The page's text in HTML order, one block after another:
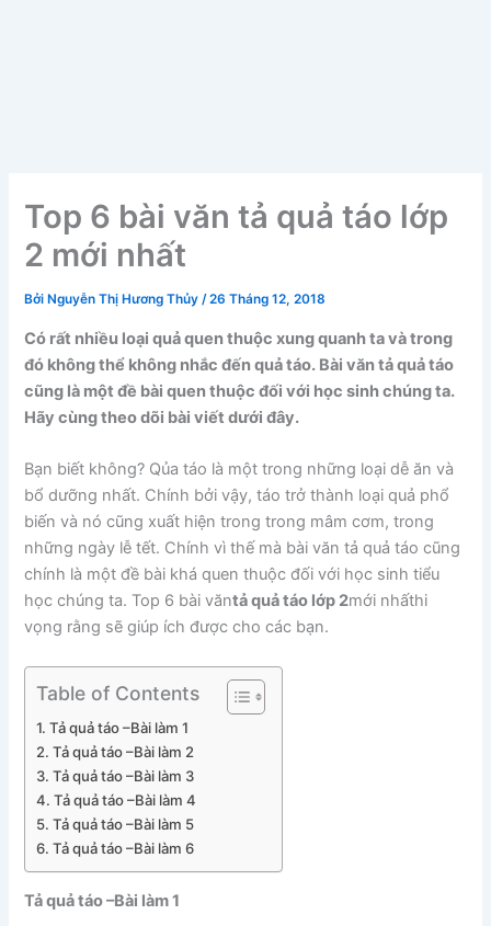
Top 6 bài văn tả quả táo lớp
2 mới nhất
Bởi Nguyễn Thị Hương Thủy/26 Tháng 12, 2018
Có rất nhiều loại quả quen thuộc xung quanh ta và trong
đó không thể không nhắc đến quả táo. Bài văn tả quả táo
cũng là một đề bài quen thuộc đối với học sinh chúng ta.
Hãy cùng theo dõi bài viết dưới đây.
Bạn biết không? Qủa táo là một trong những loại dễ ăn và
bổ dưỡng nhất. Chính bởi vậy, táo trở thành loại quả phổ
biến và nó cũng xuất hiện trong trong mâm cơm, trong
những ngày lễ tết. Chính vì thế mà bài văn tả quả táo cũng
chính là một đề bài khá quen thuộc đối với học sinh tiểu
học chúng ta. Top 6 bài văntả quả táo lớp 2mới nhấthi
vọng rằng sẽ giúp ích được cho các bạn.
Table of Contents
Tả quả táo –Bài làm 1
Tả quả táo –Bài làm 2
Tả quả táo –Bài làm 3
Tả quả táo –Bài làm 4
Tả quả táo –Bài làm 5
Tả quả táo –Bài làm 6
Tả quả táo –Bài làm 1